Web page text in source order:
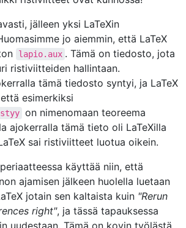
jälleen yksi LaTeXin
jo aiemmin, että LaTeX
lapio.aux . Tämä on tiedosto, jota
ristiviitteiden hallintaan.
tämä tiedosto syntyi, ja LaTeX
esimerkiksi
on nimenomaan teoreema
ajokerralla tämä tieto oli LaTeXilla
sai ristiviitteet luotua oikein.
käyttää niin, että
ajamisen jälkeen huolella luetaan
jotain sen kaltaista kuin "Rerun
right", ja tässä tapauksessa
uudestaan. Tämä on kovin työlästä